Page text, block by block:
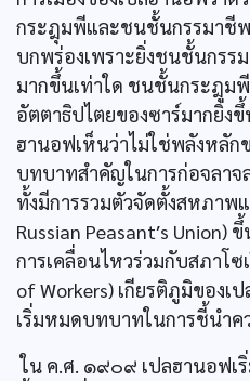
กระฎุมพีและชนชั้นกรรมาชี
บกพร่องเพราะยิ่งชนชั้นกรร
มากขึ้นเท่าใด ชนชั้นกระฎุ
อัตตาธิปไตยของซาร์มากยิ่ง
ฮานอฟเห็นว่าไม่ใช่พลังหลัก
บทบาทสำคัญในการก่อจลาจ
ทั้งมีการรวมตัวจัดตั้งสหภาพ
Russian Peasant′s
การเคลื่อนไหวร่วมกับสภาโ
of Workers) เกียรติภูมิของเ
เริ่มหมดบทบาทในการชี้นำ
ใน ค.ศ. ๑๙๐๙ เปลฮานอฟเ